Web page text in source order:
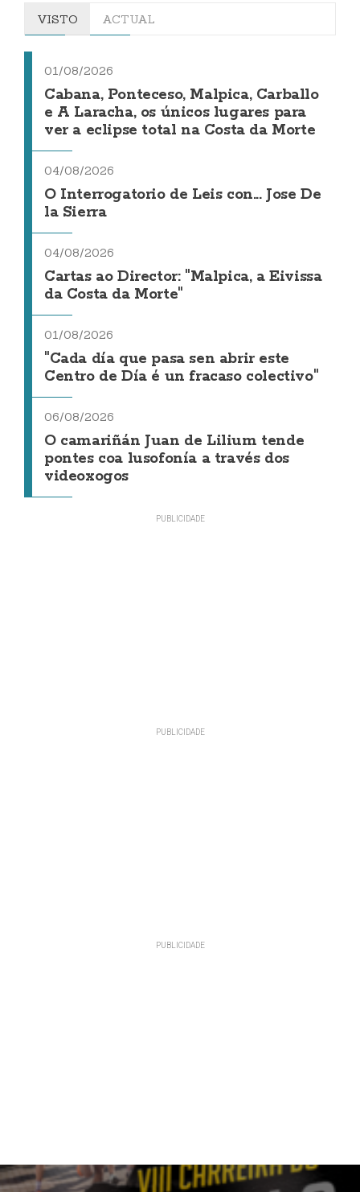
VISTO ACTUAL
01/08/2026
Cabana, Ponteceso, Malpica, Carballo
e A Laracha, os únicos lugares para
ver a eclipse total na Costa da Morte
04/08/2026
O Interrogatorio de Leis con... Jose De
la Sierra
04/08/2026
Cartas ao Director: "Malpica, a Eivissa
da Costa da Morte"
01/08/2026
"Cada día que pasa sen abrir este
Centro de Día é un fracaso colectivo"
06/08/2026
O camariñán Juan de Lilium tende
pontes coa lusofonía a través dos
videoxogos